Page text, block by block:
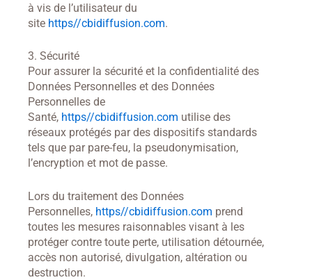
à vis de l’utilisateur du
site https//cbidiffusion.com.
3. Sécurité
Pour assurer la sécurité et la confidentialité des
Données Personnelles et des Données
Personnelles de
Santé, https//cbidiffusion.com utilise des
réseaux protégés par des dispositifs standards
tels que par pare-feu, la pseudonymisation,
l’encryption et mot de passe.
Lors du traitement des Données
Personnelles, https//cbidiffusion.com prend
toutes les mesures raisonnables visant à les
protéger contre toute perte, utilisation détournée,
accès non autorisé, divulgation, altération ou
destruction.